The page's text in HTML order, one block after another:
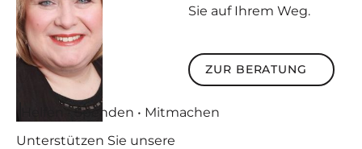
Sie auf Ihrem Weg.
Zur Beratung
ZUR BERATUNG
Helfen • Spenden • Mitmachen
Unterstützen Sie unsere